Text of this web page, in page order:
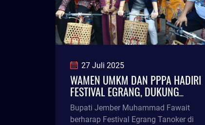
27 Juli 2025
WAMEN UMKM DAN PPPA HADIRI
FESTIVAL EGRANG, DUKUNG
KOMUNITAS DAN EDUKASI ANAK
LEWAT TRADISI
Bupati Jember Muhammad Fawait
berharap Festival Egrang Tanoker di